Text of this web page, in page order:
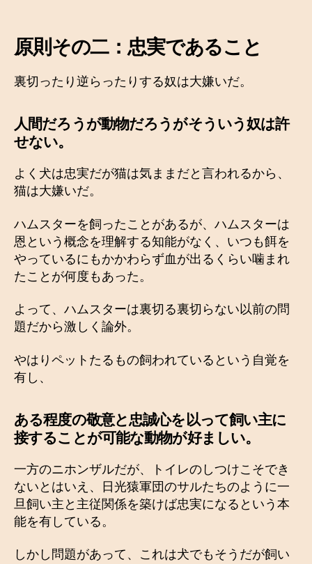
原則その二：忠実であること
裏切ったり逆らったりする奴は大嫌いだ。
人間だろうが動物だろうがそういう奴は許
せない。
よく犬は忠実だが猫は気ままだと言われるから、
猫は大嫌いだ。
ハムスターを飼ったことがあるが、ハムスターは
恩という概念を理解する知能がなく、いつも餌を
やっているにもかかわらず血が出るくらい噛まれ
たことが何度もあった。
よって、ハムスターは裏切る裏切らない以前の問
題だから激しく論外。
やはりペットたるもの飼われているという自覚を
有し、
ある程度の敬意と忠誠心を以って飼い主に
接することが可能な動物が好ましい。
一方のニホンザルだが、トイレのしつけこそでき
ないとはいえ、日光猿軍団のサルたちのように一
旦飼い主と主従関係を築けば忠実になるという本
能を有している。
しかし問題があって、これは犬でもそうだが飼い